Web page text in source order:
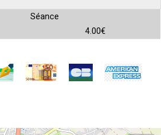
Séance
4.00€